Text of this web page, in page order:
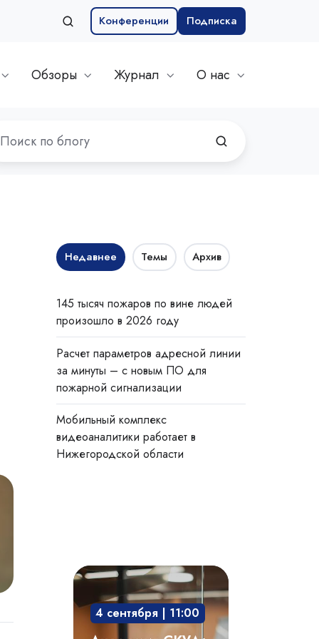
Конференции Подписка
Обзоры Журнал О нас
Недавнее Темы Архив
145 тысяч пожаров по вине людей
произошло в 2026 году
Расчет параметров адресной линии
за минуты – с новым ПО для
пожарной сигнализации
Мобильный комплекс
видеоаналитики работает в
Нижегородской области
Академия
СКУД:
мобильный
доступ,
4 сентября | 11:00